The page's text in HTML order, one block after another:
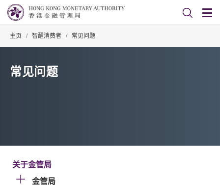
主页 / 智醒消费者 / 常见问题
常见问题
关于金管局
金管局